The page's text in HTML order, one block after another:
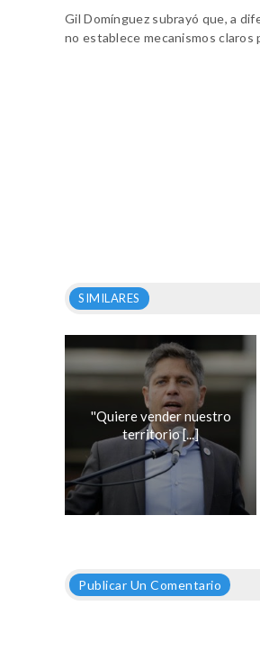
Gil Domínguez subrayó que, a
no establece mecanismos
SIMILARES
''Quiere vender nuestro
territorio [...]
Publicar Un Comentario